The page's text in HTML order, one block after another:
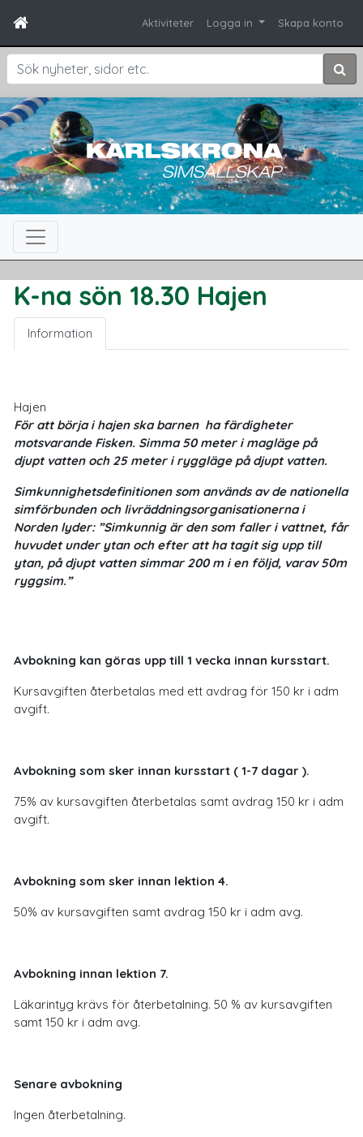
Aktiviteter Logga in Skapa konto
Sök
K-na sön 18.30 Hajen
Information
Hajen
Föratt börja i hajen ska barnen ha färdigheter
motsvarande Fisken. Simma 50 meter i magläge på
djupt vatten och 25 meter i ryggläge på djupt vatten.
Simkunnighetsdefinitionen som används av de nationella
simförbunden och livräddningsorganisationerna i
Norden lyder: ”Simkunnig är den som faller i vattnet, får
huvudet under ytan och efter att ha tagit sig upp till
ytan, på djupt vatten simmar 200 m i en följd, varav 50m
ryggsim.”
Avbokning kan göras upp till 1 vecka innan kursstart.
Kursavgiften återbetalas med ett avdrag för 150 kr i adm
avgift.
Avbokning som sker innan kursstart ( 1-7 dagar ).
75% av kursavgiften återbetalas samt avdrag 150 kr i adm
avgift.
Avbokning som sker innan lektion 4.
50% av kursavgiften samt avdrag 150 kr i adm avg.
Avbokning innan lektion 7.
Läkarintyg krävs för återbetalning. 50 % av kursavgiften
samt 150 kr i adm avg.
Senare avbokning
Ingen återbetalning.